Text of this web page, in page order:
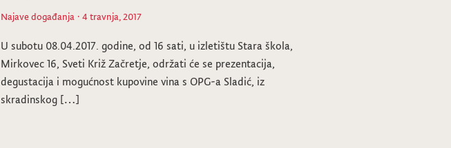
Najave događanja · 4 travnja, 2017
U subotu 08.04.2017. godine, od 16 sati, u izletištu Stara škola,
Mirkovec 16, Sveti Križ Začretje, održati će se prezentacija,
degustacija i mogućnost kupovine vina s OPG-a Sladić, iz
skradinskog […]